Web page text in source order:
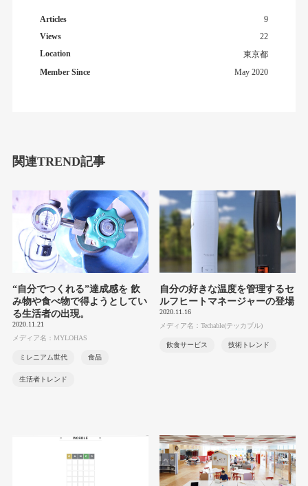
Articles
9
Views
22
Location
東京都
Member Since
May 2020
関連TREND記事
“自分でつくれる”達成感を 飲
み物や食べ物で得ようとしてい
る生活者の出現。
2020.11.21
メディア名：MYLOHAS
ミレニアム世代 食品
生活者トレンド
自分の好きな温度を管理するセ
ルフヒートマネージャーの登場
2020.11.16
メディア名：Techable(テッカブル)
飲食サービス 技術トレンド